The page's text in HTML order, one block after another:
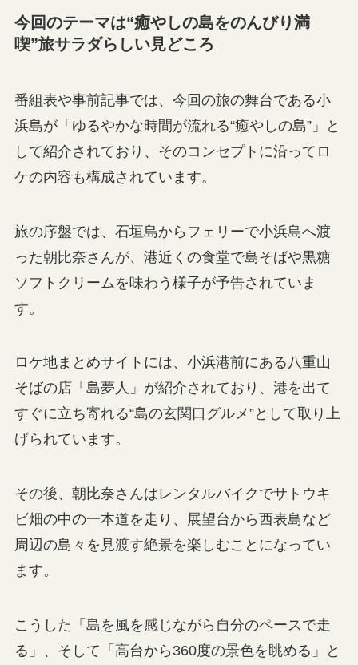
今回のテーマは“癒やしの島をのんびり満
喫”旅サラダらしい見どころ
番組表や事前記事では、今回の旅の舞台である小
浜島が「ゆるやかな時間が流れる“癒やしの島”」と
して紹介されており、そのコンセプトに沿ってロ
ケの内容も構成されています。
旅の序盤では、石垣島からフェリーで小浜島へ渡
った朝比奈さんが、港近くの食堂で島そばや黒糖
ソフトクリームを味わう様子が予告されていま
す。
ロケ地まとめサイトには、小浜港前にある八重山
そばの店「島夢人」が紹介されており、港を出て
すぐに立ち寄れる“島の玄関口グルメ”として取り上
げられています。
その後、朝比奈さんはレンタルバイクでサトウキ
ビ畑の中の一本道を走り、展望台から西表島など
周辺の島々を見渡す絶景を楽しむことになってい
ます。
こうした「島を風を感じながら自分のペースで走
る」、そして「高台から360度の景色を眺める」と